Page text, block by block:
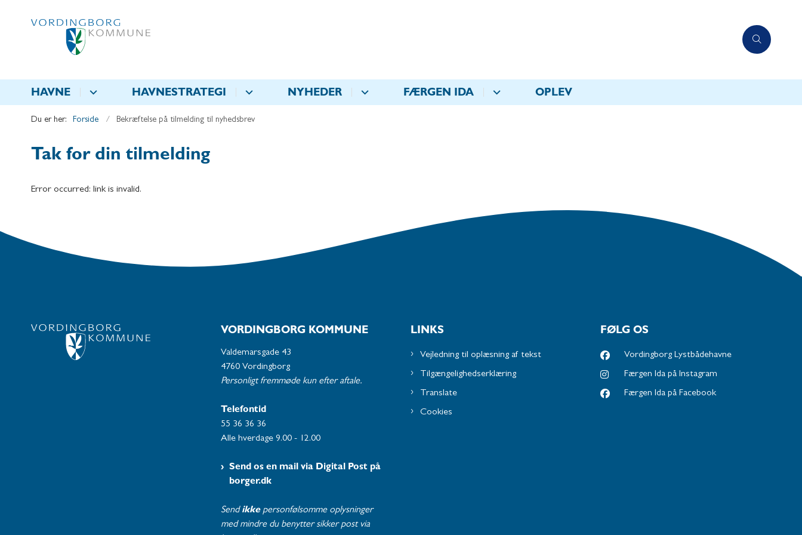
HAVNE HAVNESTRATEGI NYHEDER FÆRGEN IDA OPLEV
Du er her: Forside Bekræftelse på tilmelding til nyhedsbrev
Tak for din tilmelding
Error occurred: link is invalid.
VORDINGBORG KOMMUNE
Valdemarsgade 43
4760 Vordingborg
Personligt fremmøde kun efter aftale.
Telefontid
55 36 36 36
Alle hverdage 9.00 - 12.00
Send os en mail via Digital Post på
borger.dk
Send ikke personfølsomme oplysninger
med mindre du benytter sikker post via
LINKS
Vejledning til oplæsning af tekst
Tilgængelighedserklæring
Translate
Cookies
FØLG OS
Vordingborg Lystbådehavne
Færgen Ida på Instagram
Færgen Ida på Facebook